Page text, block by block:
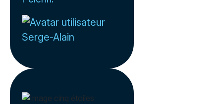
Serge-Alain